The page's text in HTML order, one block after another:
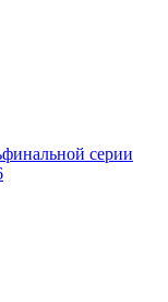
серии